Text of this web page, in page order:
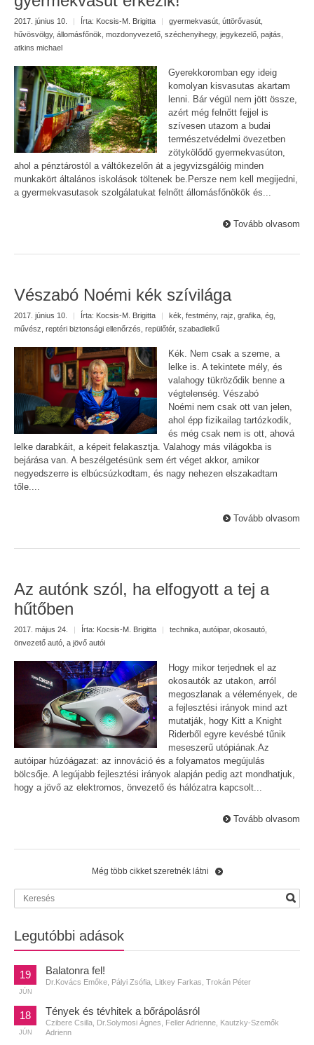
2017. június 10. | Írta: Kocsis-M. Brigitta | gyermekvasút úttörővasút
hűvösvölgy, állomásfőnök mozdonyvezető széchenyihegy, jegykezelő pajtás
atkins michael
Gyerekkoromban egy ideig
komolyan kisvasutas akartam
lenni. Bár végül nem jött össze,
azért még felnőtt fejjel is
szívesen utazom a budai
természetvédelmi övezetben
zötykölődő gyermekvasúton,
ahol a pénztárostól a váltókezelőn át a jegyvizsgálóig minden
munkakört általános iskolások töltenek be.Persze nem kell megijedni,
a gyermekvasutasok szolgálatukat felnőtt állomásfőnökök és...
Tovább olvasom
Vészabó Noémi kék szívilága
2017. június 10. | Írta: Kocsis-M. Brigitta | kék festmény, rajz grafika ég
művész reptéri biztonsági ellenőrzés repülőtér, szabadlelkű
Kék. Nem csak a szeme, a
lelke is. A tekintete mély, és
valahogy tükröződik benne a
végtelenség. Vészabó
Noémi nem csak ott van jelen,
ahol épp fizikailag tartózkodik,
és még csak nem is ott, ahová
lelke darabkáit, a képeit felakasztja. Valahogy más világokba is
bejárása van. A beszélgetésünk sem ért véget akkor, amikor
negyedszerre is elbúcsúzkodtam, és nagy nehezen elszakadtam
tőle....
Tovább olvasom
Az autónk szól, ha elfogyott a tej a
hűtőben
2017. május 24. | Írta: Kocsis-M. Brigitta | technika autóipar, okosautó
önvezető autó a jövő autói
Hogy mikor terjednek el az
okosautók az utakon, arról
megoszlanak a vélemények, de
a fejlesztési irányok mind azt
mutatják, hogy Kitt a Knight
Riderből egyre kevésbé tűnik
meseszerű utópiának.Az
autóipar húzóágazat: az innováció és a folyamatos megújulás
bölcsője. A legújabb fejlesztési irányok alapján pedig azt mondhatjuk,
hogy a jövő az elektromos, önvezető és hálózatra kapcsolt...
Tovább olvasom
Még több cikket szeretnék látni
Legutóbbi adások
19
JÚN
Balatonra fel!
Dr.Kovács Emőke, Pályi Zsófia, Litkey Farkas, Trokán Péter
18
JÚN
Tények és tévhitek a bőrápolásról
Czibere Csilla, Dr.Solymosi Ágnes, Feller Adrienne, Kautzky-Szemők
Adrienn